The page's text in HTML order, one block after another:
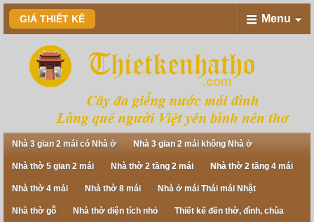
GIÁ THIẾT KÊ Menu
Nhà 3 gian 2 mái có Nhà ở Nhà 3 gian 2 mái không Nhà ở
Nhà thờ 5 gian 2 mái Nhà thờ 2 tầng 2 mái Nhà thờ 2 tầng 4 mái
Nhà thờ 4 mái Nhà thờ 8 mái Nhà ở mái Thái mái Nhật
Nhà thờ gỗ Nhà thờ diện tích nhỏ Thiết kế đền thờ, đình, chùa